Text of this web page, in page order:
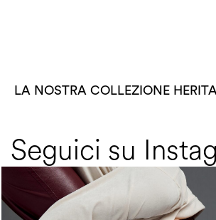
LA NOSTRA COLLEZIONE
Seguici su